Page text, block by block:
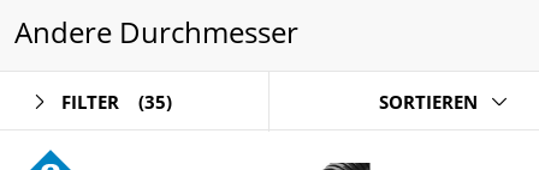
Andere Durchmesser
FILTER (35) SORTIEREN